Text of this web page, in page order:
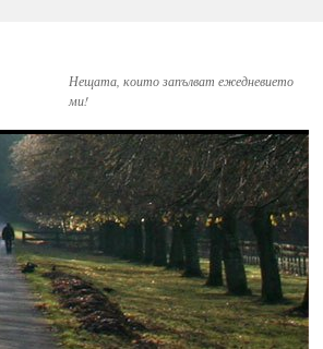
Нещата, които запълват ежедневието
ми!